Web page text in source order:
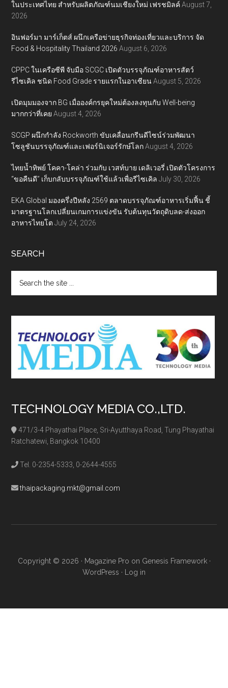
ในประเทศไทย สำหรับผลิตภัณฑ์นมเชียงใหม่ เฟรชมิลค์ August 7,
2026
อินฟอร์มา มาร์เก็ตส์ ผนึกเครือข่ายธุรกิจท่องเที่ยวและบริการ จัด
Food & Hospitality Thailand 2026 August 6, 2026
CPPC ในเครือซีพี จับมือ SCGC เปิดตัวบรรจุภัณฑ์อาหารสัตว์
รีไซเคิล ชนิด Food Grade รายแรกในอาเซียน August 5, 2026
เปิดมุมมองจาก BG เมื่อองค์กรยุคใหม่ต้องลงทุนกับ Well-being
มากกว่าที่เคย August 4, 2026
SCGP ผนึกกำลัง Rockworth ขับเคลื่อนกรีนดีไซน์ร่วมพัฒนา
โซลูชันบรรจุภัณฑ์และเฟอร์นิเจอร์รักษ์โลก August 4, 2026
ไทยน้ำทิพย์ โคคา-โคล่า ร่วมกับ เวสท์บาย เดลิเวอรี่ เปิดตัวโครงการ
“ขอคืนดี” เก็บกลับบรรจุภัณฑ์ใช้แล้วเพื่อรีไซเคิล July 30, 2026
EKA Global มองครึ่งปีหลัง 2569 ตลาดบรรจุภัณฑ์อาหารเริ่มฟื้น ชี้
มาตรฐานโลกเปลี่ยนเกมการแข่งขัน รับต้นทุนวัตถุดิบลด-ส่งออก
อาหารไทยโต July 24, 2026
SEARCH
the
TECHNOLOGY MEDIA CO.,LTD.
471/3-4 Phayathai Place, Sri-Ayutthaya Road, Tung Phayathai
Ratchatewi, Bangkok 10400
Tel. 0-2354-5333, 0-2644-4555
thaipackaging.mkt@gmail.com
Copyright © 2026 · Magazine Pro on Genesis Framework·
WordPress · Log in